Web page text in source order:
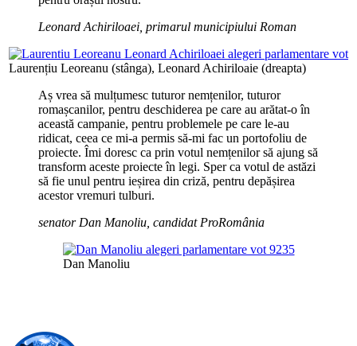
Leonard Achiriloaei, primarul municipiului Roman
Laurențiu Leoreanu (stânga), Leonard Achiriloaie (dreapta)
Aș vrea să mulțumesc tuturor nemțenilor, tuturor
romașcanilor, pentru deschiderea pe care au arătat-o în
această campanie, pentru problemele pe care le-au
ridicat, ceea ce mi-a permis să-mi fac un portofoliu de
proiecte. Îmi doresc ca prin votul nemțenilor să ajung să
transform aceste proiecte în legi. Sper ca votul de astăzi
să fie unul pentru ieșirea din criză, pentru depășirea
acestor vremuri tulburi.
senator Dan Manoliu, candidat ProRomânia
Dan Manoliu